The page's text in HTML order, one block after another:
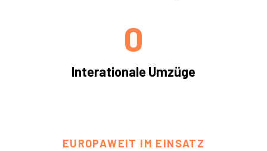
Interationale Umzüge
0
EUROPAWEIT IM EINSATZ